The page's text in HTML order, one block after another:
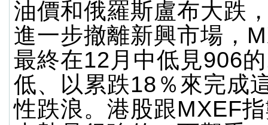
油價和俄羅斯盧布大跌
進一步撤離新興市場，
最終在12月中低見906
低、以累跌18％來完成
性跌浪。港股跟MXEF